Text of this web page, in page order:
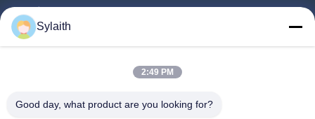
Προϊόντα
Βίντεο
Ποιοτικός Έλεγχος
Sylaith
2:49 PM
Good day, what product are you looking for?